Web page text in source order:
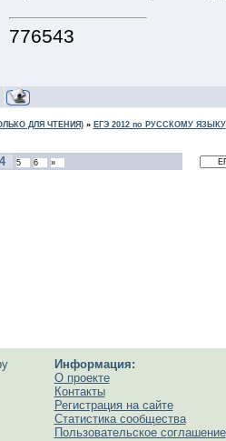
776543
ДЛЯ ЧТЕНИЯ)» ЕГЭ 2012 по РУССКОМУ ЯЗЫКУ
4 5 6 »
Информация:
О проекте
Контакты
Регистрация на сайте
Статистика сообщества
Пользовательское соглашение